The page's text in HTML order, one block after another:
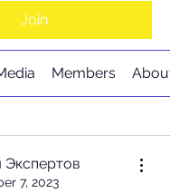
Join
Members About
Экспертов
7, 2023